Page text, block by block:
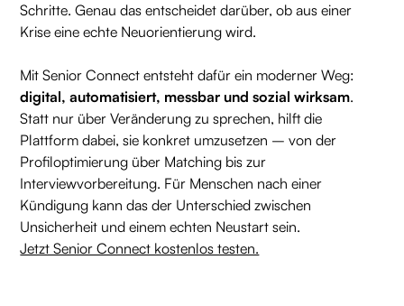
Schritte. Genau das entscheidet darüber, ob aus einer
Krise eine echte Neuorientierung wird.
Mit Senior Connect entsteht dafür ein moderner Weg:
digital, automatisiert, messbar und sozial wirksam.
Statt nur über Veränderung zu sprechen, hilft die
Plattform dabei, sie konkret umzusetzen – von der
Profiloptimierung über Matching bis zur
Interviewvorbereitung. Für Menschen nach einer
Kündigung kann das der Unterschied zwischen
Unsicherheit und einem echten Neustart sein.
Jetzt Senior Connect kostenlos testen.